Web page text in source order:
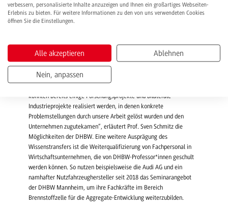
einzelne Versuche von Mitarbeiter Christian Geml und der
kooperativ Promovierenden Frau Linda Schorer erklärt bekam. Die
Besonderheit daran ist, dass es in Grundzügen die komplette
anzuwenden: Eine Photovoltaik-Anlage, die grünen Strom liefert,
einen Elektrolyseur, einen elektrochemischen Verdichter, der nur
von 2 Herstellern weltweit produziert wird, einen Wasserstofftank
und Brennstoffzellenprüfstände, die Brennstoffzellen unter
konnten bereits einige Forschungsprojekte und bilaterale
Industrieprojekte realisiert werden, in denen konkrete
Problemstellungen durch unsere Arbeit gelöst wurden und den
Unternehmen zugutekamen“, erläutert Prof. Sven Schmitz die
Möglichkeiten der DHBW. Eine weitere Ausprägung des
Wissenstransfers ist die Weiterqualifizierung von Fachpersonal in
Wirtschaftsunternehmen, die von DHBW-Professor*innen geschult
werden können. So nutzen beispielsweise die Audi AG und ein
namhafter Nutzfahrzeughersteller seit 2018 das Seminarangebot
der DHBW Mannheim, um ihre Fachkräfte im Bereich
Brennstoffzelle für die Aggregate-Entwicklung weiterzubilden.
verbessern, personalisierte Inhalte anzuzeigen und Ihnen ein großartiges Webseiten-
Erlebnis zu bieten. Für weitere Informationen zu den von uns verwendeten Cookies
öffnen Sie die Einstellungen.
Alle akzeptieren Ablehnen
Nein, anpassen